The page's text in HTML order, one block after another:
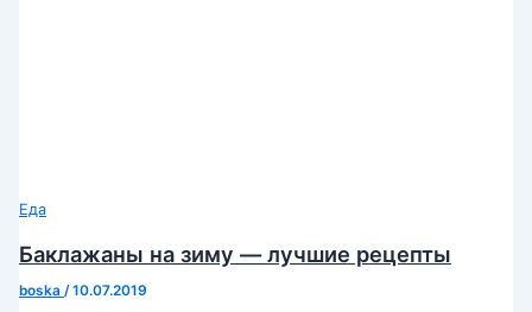
Еда
Баклажаны на зиму — лучшие рецепты
boska /10.07.2019